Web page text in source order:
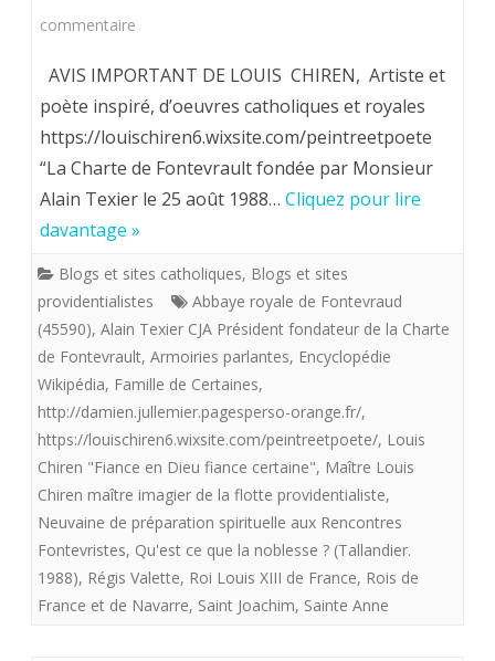
commentaire
Chiren,
Maître
imagier
«
flotte
providentialiste”
offre
aux
royalistes”
Fiance
en
Dieu
AVIS IMPORTANT DE LOUIS CHIREN, Artiste et
poète inspiré, d’oeuvres catholiques et royales
https://louischiren6.wixsite.com/peintreetpoete
“La Charte de Fontevrault fondée par Monsieur
Alain Texier le 25 août 1988… Cliquez pour lire
davantage »
Blogs et sites catholiques, Blogs et sites
providentialistes
Abbaye royale de Fontevraud
(45590), Alain Texier CJA Président fondateur de la Charte
de Fontevrault, Armoiries parlantes, Encyclopédie
Wikipédia, Famille de Certaines,
http://damien.jullemier.pagesperso-orange.fr/,
https://louischiren6.wixsite.com/peintreetpoete/, Louis
Chiren "Fiance en Dieu fiance certaine", Maître Louis
Chiren maître imagier de la flotte providentialiste,
Neuvaine de préparation spirituelle aux Rencontres
Fontevristes, Qu'est ce que la noblesse ? (Tallandier.
1988), Régis Valette, Roi Louis XIII de France, Rois de
France et de Navarre, Saint Joachim, Sainte Anne